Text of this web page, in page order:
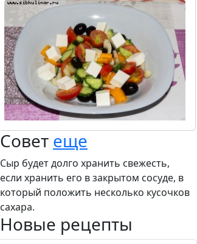
Совет еще
Сыр будет долго хранить свежесть,
если хранить его в закрытом сосуде, в
который положить несколько кусочков
сахара.
Новые рецепты